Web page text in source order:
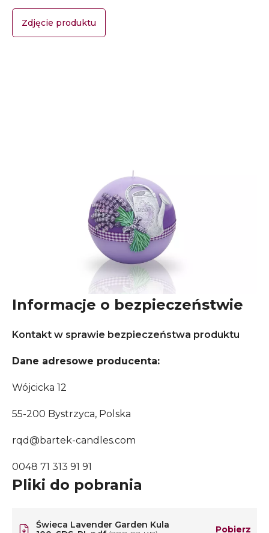
Zdjęcie produktu
Informacje o bezpieczeństwie
Kontakt w sprawie bezpieczeństwa produktu
Dane adresowe producenta:
Wójcicka 12
55-200 Bystrzyca, Polska
rqd@bartek-candles.com
0048 71 313 91 91
Pliki do pobrania
Świeca Lavender Garden Kula
Pobierz